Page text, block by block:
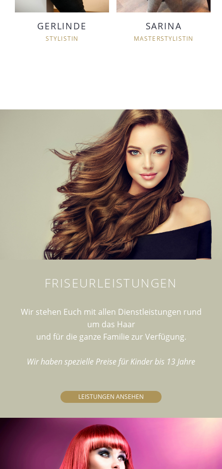
GERLINDE
STYLISTIN
SARINA
MASTERSTYLISTIN
FRISEURLEISTUNGEN
Wir stehen Euch mit allen Dienstleistungen rund
um das Haar
und für die ganze Familie zur Verfügung.
Wir haben spezielle Preise für Kinder bis 13 Jahre
LEISTUNGEN ANSEHEN